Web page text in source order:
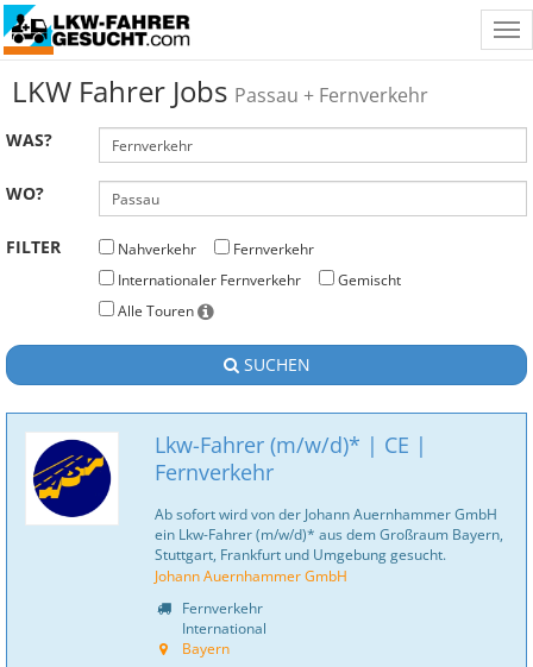
LKW Fahrer Jobs Passau + Fernverkehr
WAS?
WO?
FILTER Nahverkehr
Fernverkehr
Internationaler Fernverkehr
Gemischt
Alle Touren
SUCHEN
Lkw-Fahrer (m/w/d)* | CE |
Fernverkehr
Ab sofort wird von der Johann Auernhammer GmbH
ein Lkw-Fahrer (m/w/d)* aus dem Großraum Bayern,
Stuttgart, Frankfurt und Umgebung gesucht.
Johann Auernhammer GmbH
Fernverkehr
International
Bayern